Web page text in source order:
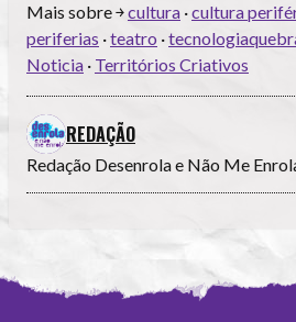
Mais sobre ￫cultura ·cultura
periferias ·teatro ·
Noticia · Territórios Criativos
REDAÇÃO
Redação Desenrola e Não Me